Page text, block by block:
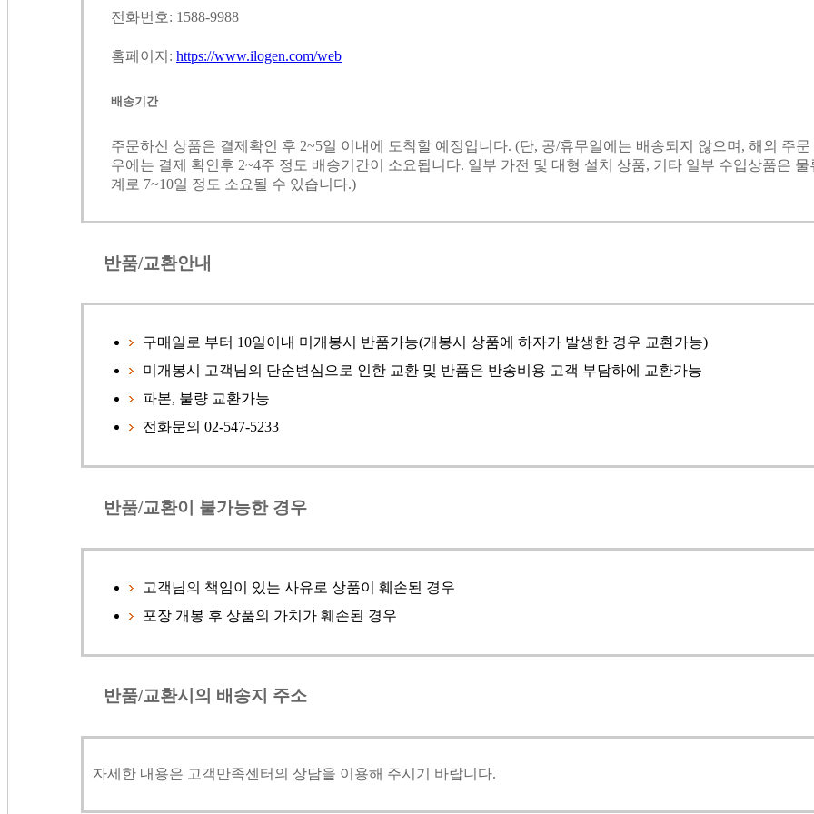
전화번호: 1588-9988
홈페이지: https://www.ilogen.com/web
배송기간
주문하신 상품은 결제확인 후 2~5일 이내에 도착할 예정입니다. (단, 공/휴무일에는 배송되지 않으며, 해외 주문
우에는 결제 확인후 2~4주 정도 배송기간이 소요됩니다. 일부 가전 및 대형 설치 상품, 기타 일부 수입상품은 물
계로 7~10일 정도 소요될 수 있습니다.)
반품/교환안내
구매일로 부터 10일이내 미개봉시 반품가능(개봉시 상품에 하자가 발생한 경우 교환가능)
미개봉시 고객님의 단순변심으로 인한 교환 및 반품은 반송비용 고객 부담하에 교환가능
파본, 불량 교환가능
전화문의 02-547-5233
반품/교환이 불가능한 경우
고객님의 책임이 있는 사유로 상품이 훼손된 경우
포장 개봉 후 상품의 가치가 훼손된 경우
반품/교환시의 배송지 주소
자세한 내용은 고객만족센터 의 상담을 이용해 주시기 바랍니다.